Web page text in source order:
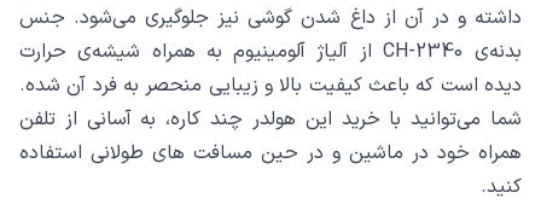
داشته و در آن از داغ شدن گوشی نیز جلوگیری می‌شود. جنس
بدنه‌ی CH-2340 از آلیاژ آلومینیوم به همراه شیشه‌ی حرارت
دیده است که باعث کیفیت بالا و زیبایی منحصر به فرد آن شده.
شما می‌توانید با خرید این هولدر چند کاره، به آسانی از تلفن
همراه خود در ماشین و در حین مسافت های طولانی استفاده
کنید.